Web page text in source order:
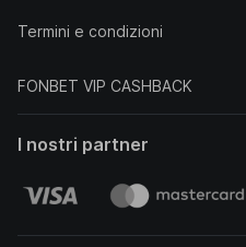
Termini e condizioni
FONBET VIP CASHBACK
I nostri partner